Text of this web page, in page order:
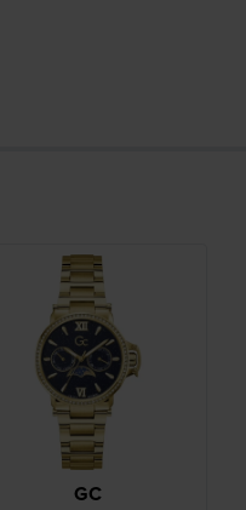
GC